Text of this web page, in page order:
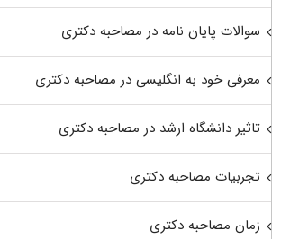
سوالات پایان نامه در مصاحبه دکتری
معرفی خود به انگلیسی در مصاحبه دکتری
تاثیر دانشگاه ارشد در مصاحبه دکتری
تجربیات مصاحبه دکتری
زمان مصاحبه دکتری